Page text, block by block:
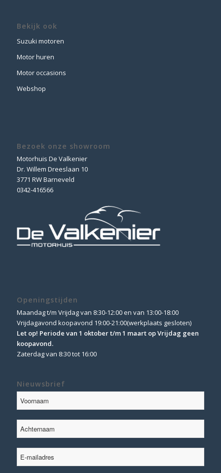
Bekijk ook
Suzuki motoren
Motor huren
Motor occasions
Webshop
Bezoek onze showroom
Motorhuis De Valkenier
Dr. Willem Dreeslaan 10
3771 RW Barneveld
0342-416566
Openingstijden
Maandag t/m Vrijdag van 8:30-12:00 en van 13:00-18:00
Vrijdagavond koopavond 19:00-21:00(werkplaats gesloten)
Let op! Periode van 1 oktober t/m 1 maart op Vrijdag geen
koopavond.
Zaterdag van 8:30 tot 16:00
Nieuwsbrief